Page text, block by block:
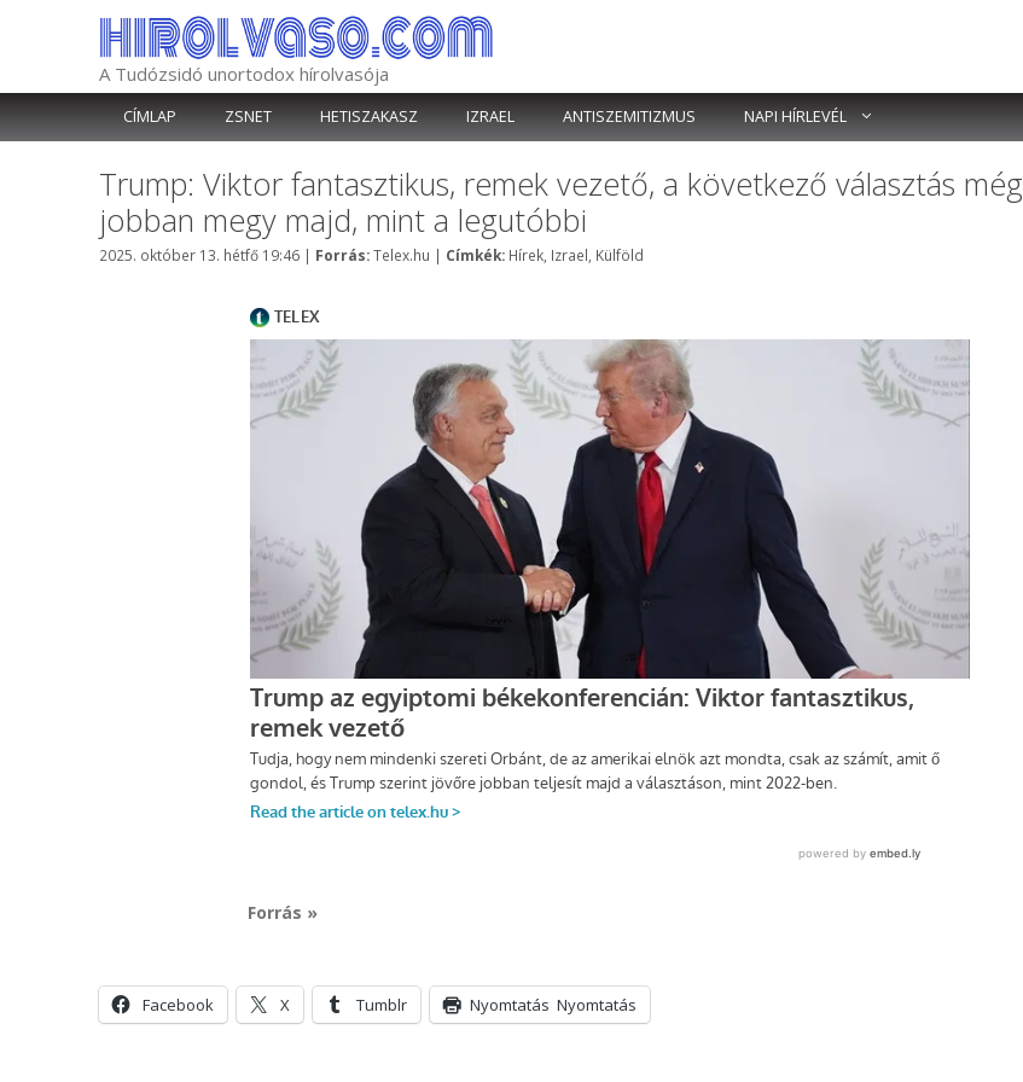
A Tudózsidó unortodox hírolvasója
CÍMLAP ZSNET HETISZAKASZ IZRAEL ANTISZEMITIZMUS NAPI HÍRLEVÉL
Trump: Viktor fantasztikus, remek vezető, a következő választás még
jobban megy majd, mint a legutóbbi
2025. október 13. hétfő 19:46 | Forrás:Kategória
Telex.hu | Címkék: Címkék
Hírek Izrael Külföld
Forrás »
Facebook X Tumblr Nyomtatás Nyomtatás